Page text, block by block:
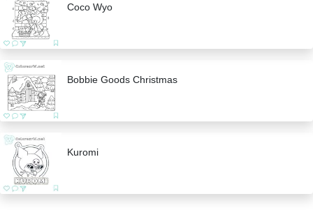
Coco Wyo
Bobbie Goods Christmas
Kuromi